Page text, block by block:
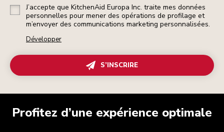
J’accepte que KitchenAid Europa Inc. traite mes données
personnelles pour mener des opérations de profilage et
m’envoyer des communications marketing personnalisées.
Développer
S’INSCRIRE
Profitez d’une expérience optimale